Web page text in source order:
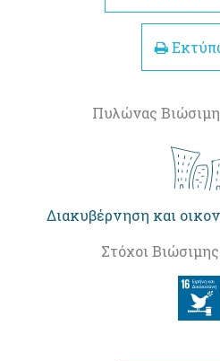
Πυλώνας
Διακυβέρνηση και
Στόχοι